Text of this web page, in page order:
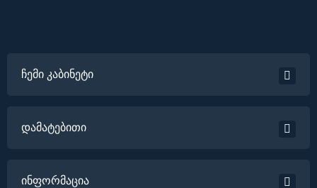
ჩემი კაბინეტი
დამატებითი
ინფორმაცია